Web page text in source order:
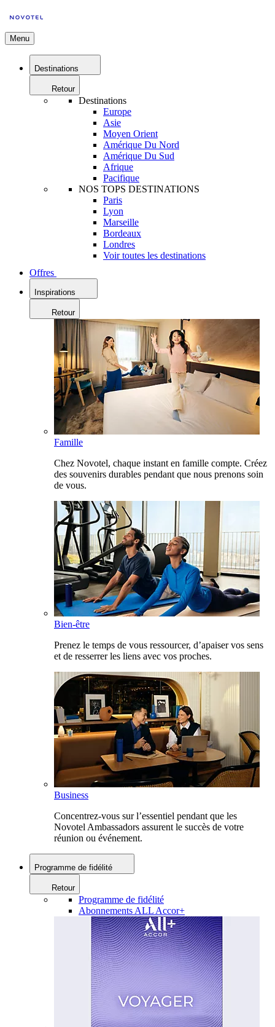
Menu
Destinations
Retour
Destinations
Europe
Asie
Moyen Orient
Amérique Du Nord
Amérique Du Sud
Afrique
Pacifique
NOS TOPS DESTINATIONS
Paris
Lyon
Marseille
Bordeaux
Londres
Voir toutes les destinations
Offres
Inspirations
Retour
Famille
Chez Novotel, chaque instant en famille compte. Créez
des souvenirs durables pendant que nous prenons soin
de vous.
Bien-être
Prenez le temps de vous ressourcer, d’apaiser vos sens
et de resserrer les liens avec vos proches.
Business
Concentrez-vous sur l’essentiel pendant que les
Novotel Ambassadors assurent le succès de votre
réunion ou événement.
Programme de fidélité
Retour
Programme de fidélité
Abonnements ALL Accor+